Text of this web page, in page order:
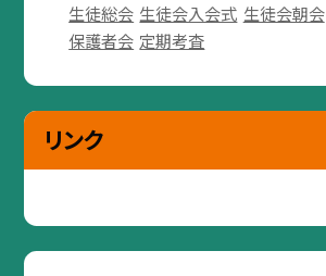
生徒総会 生徒会入会式 生徒会朝会
保護者会 定期考査
リンク